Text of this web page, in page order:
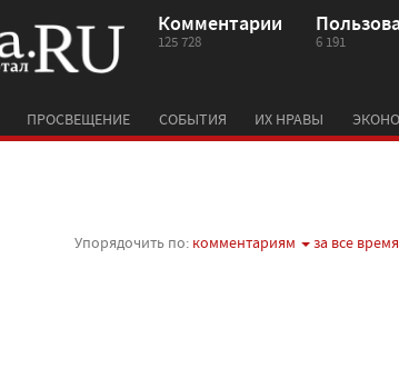
Комментарии
125 728 6 191
ПРОСВЕЩЕНИЕ СОБЫТИЯ ИХ НРАВЫ
Упорядочить по: комментариям за все время